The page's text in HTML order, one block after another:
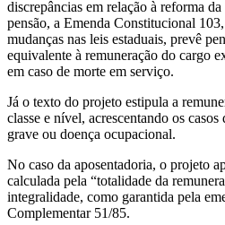
discrepâncias em relação à reforma
pensão, a Emenda Constitucional
mudanças nas leis estaduais, prevê
equivalente à remuneração do cargo
em caso de morte em serviço.
Já o texto do projeto estipula a
classe e nível, acrescentando os
grave ou doença ocupacional.
No caso da aposentadoria, o projeto
calculada pela “totalidade da
integralidade, como garantida pela
Complementar 51/85.